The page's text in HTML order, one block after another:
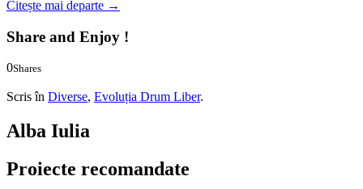
Citește mai departe →
Share and Enjoy !
0Shares
Scris în Diverse, Evoluția Drum Liber.
Alba Iulia
Proiecte recomandate